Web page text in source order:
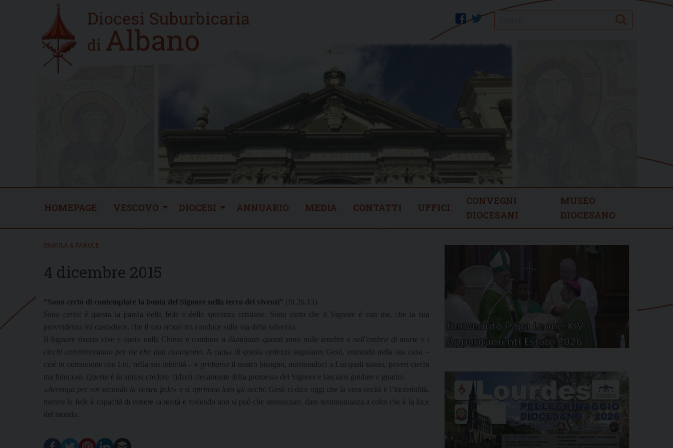
Home
new
twitter
facebook Search
HOMEPAGE VESCOVO DIOCESI ANNUARIO MEDIA CONTATTI UFFICI
CONVEGNI
DIOCESANI
MUSEO
DIOCESANO
PAROLA & PAROLE
4 dicembre 2015
“Sono certo di contemplare la bontà del Signore nella terra dei viventi” (Sl 26,13).
Sono certo: è questa la parola della fede e della speranza cristiane. Sono certo che il Signore è con me, che la sua
provvidenza mi custodisce, che il suo amore mi conduce sulla via della salvezza.
Il Signore risorto vive e opera nella Chiesa e continua a illuminare quanti sono nelle tenebre e nell’ombra di morte e i
ciechi cammineranno per vie che non conoscono . A causa di questa certezza seguiamo Gesù, entrando nella sua casa
cioè in comunione con Lui, nella sua intimità – e gridiamo il nostro bisogno, mostrandoci a Lui quali siamo, poveri ciechi
ma fiduciosi. Questo è in sintesi credere: fidarsi ciecamente della promessa del Signore e lasciarsi guidare e guarire.
«Avvenga per voi secondo la vostra fede» e si aprirono loro gli occhi: Gesù ci dice oggi che la vera cecità è l’incredulità,
mentre la fede è capacità di vedere la realtà e vedendo non si può che annunciare, dare testimonianza a colui che è la luce
del mondo.